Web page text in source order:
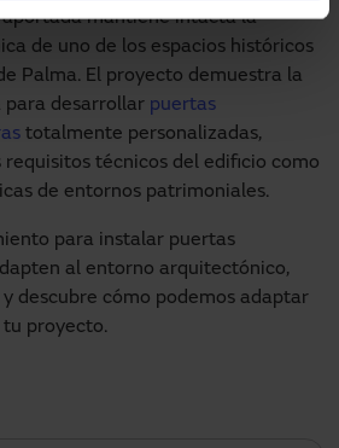
aportada mantiene intacta la
de uno de los espacios históricos
Palma. El proyecto demuestra la
para desarrollar puertas
totalmente personalizadas,
técnicos del edificio como
de entornos patrimoniales.
para instalar puertas
al entorno arquitectónico,
y descubre cómo podemos adaptar
tu proyecto.